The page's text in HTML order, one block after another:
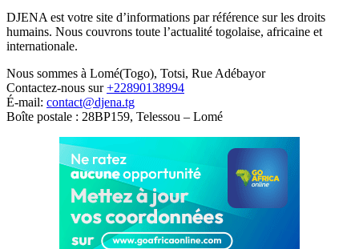
DJENA est votre site d’informations par référence sur les droits
humains. Nous couvrons toute l’actualité togolaise, africaine et
internationale.
Nous sommes à Lomé(Togo), Totsi, Rue Adébayor
Contactez-nous sur+22890138994
É-mail: contact@djena.tg
Boîte postale : 28BP159, Telessou – Lomé